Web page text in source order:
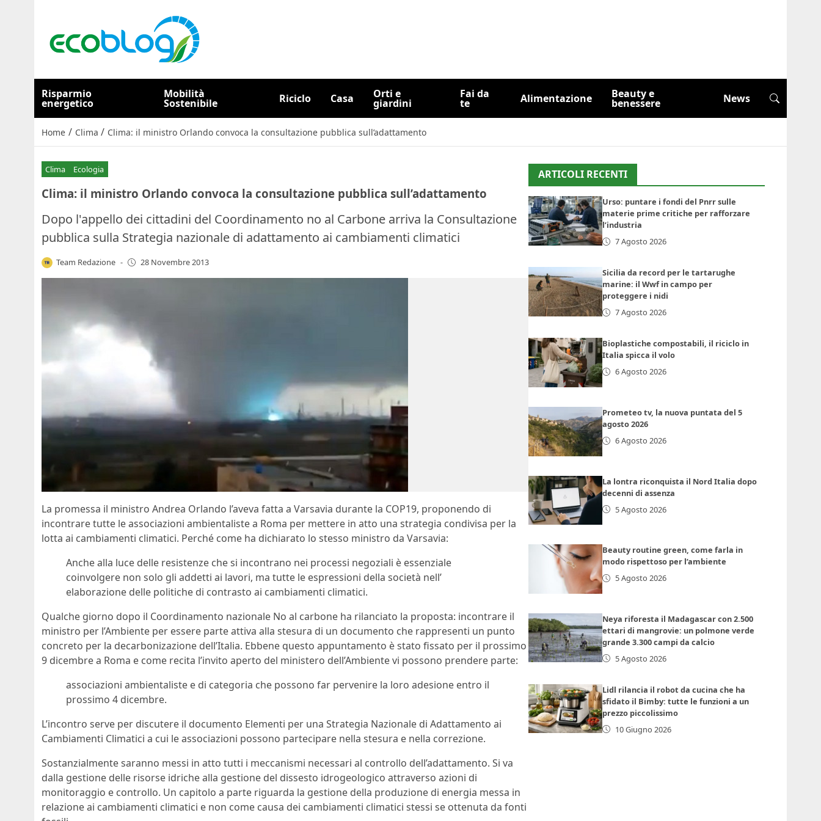
Risparmio
energetico
Mobilità
Sostenibile Riciclo Casa Orti e
giardini
Fai da
te Alimentazione Beauty e
benessere News
Home / Clima / Clima: il ministro Orlando convoca la consultazione pubblica sull’adattamento
Clima Ecologia
Clima: il ministro Orlando convoca la consultazione pubblica sull’adattamento
Dopo l'appello dei cittadini del Coordinamento no al Carbone arriva la Consultazione
pubblica sulla Strategia nazionale di adattamento ai cambiamenti climatici
Team Redazione - 28 Novembre 2013
La promessa il ministro Andrea Orlando l’aveva fatta a Varsavia durante la COP19, proponendo di
incontrare tutte le associazioni ambientaliste a Roma per mettere in atto una strategia condivisa per la
lotta ai cambiamenti climatici. Perché come ha dichiarato lo stesso ministro da Varsavia:
Anche alla luce delle resistenze che si incontrano nei processi negoziali è essenziale
coinvolgere non solo gli addetti ai lavori, ma tutte le espressioni della società nell’
elaborazione delle politiche di contrasto ai cambiamenti climatici.
Qualche giorno dopo il Coordinamento nazionale No al carbone ha rilanciato la proposta: incontrare il
ministro per l’Ambiente per essere parte attiva alla stesura di un documento che rappresenti un punto
concreto per la decarbonizazione dell’Italia. Ebbene questo appuntamento è stato fissato per il prossimo
9 dicembre a Roma e come recita l’invito aperto del ministero dell’Ambiente vi possono prendere parte:
associazioni ambientaliste e di categoria che possono far pervenire la loro adesione entro il
prossimo 4 dicembre.
L’incontro serve per discutere il documento Elementi per una Strategia Nazionale di Adattamento ai
Cambiamenti Climatici a cui le associazioni possono partecipare nella stesura e nella correzione.
Sostanzialmente saranno messi in atto tutti i meccanismi necessari al controllo dell’adattamento. Si va
dalla gestione delle risorse idriche alla gestione del dissesto idrogeologico attraverso azioni di
monitoraggio e controllo. Un capitolo a parte riguarda la gestione della produzione di energia messa in
relazione ai cambiamenti climatici e non come causa dei cambiamenti climatici stessi se ottenuta da fonti
ARTICOLI RECENTI
Urso: puntare i fondi del Pnrr sulle
materie prime critiche per rafforzare
l’industria
7 Agosto 2026
Sicilia da record per le tartarughe
marine: il Wwf in campo per
proteggere i nidi
7 Agosto 2026
Bioplastiche compostabili, il riciclo in
Italia spicca il volo
6 Agosto 2026
Prometeo tv, la nuova puntata del 5
agosto 2026
6 Agosto 2026
La lontra riconquista il Nord Italia dopo
decenni di assenza
5 Agosto 2026
Beauty routine green, come farla in
modo rispettoso per l’ambiente
5 Agosto 2026
Neya riforesta il Madagascar con 2.500
ettari di mangrovie: un polmone verde
grande 3.300 campi da calcio
5 Agosto 2026
Lidl rilancia il robot da cucina che ha
sfidato il Bimby: tutte le funzioni a un
prezzo piccolissimo
10 Giugno 2026